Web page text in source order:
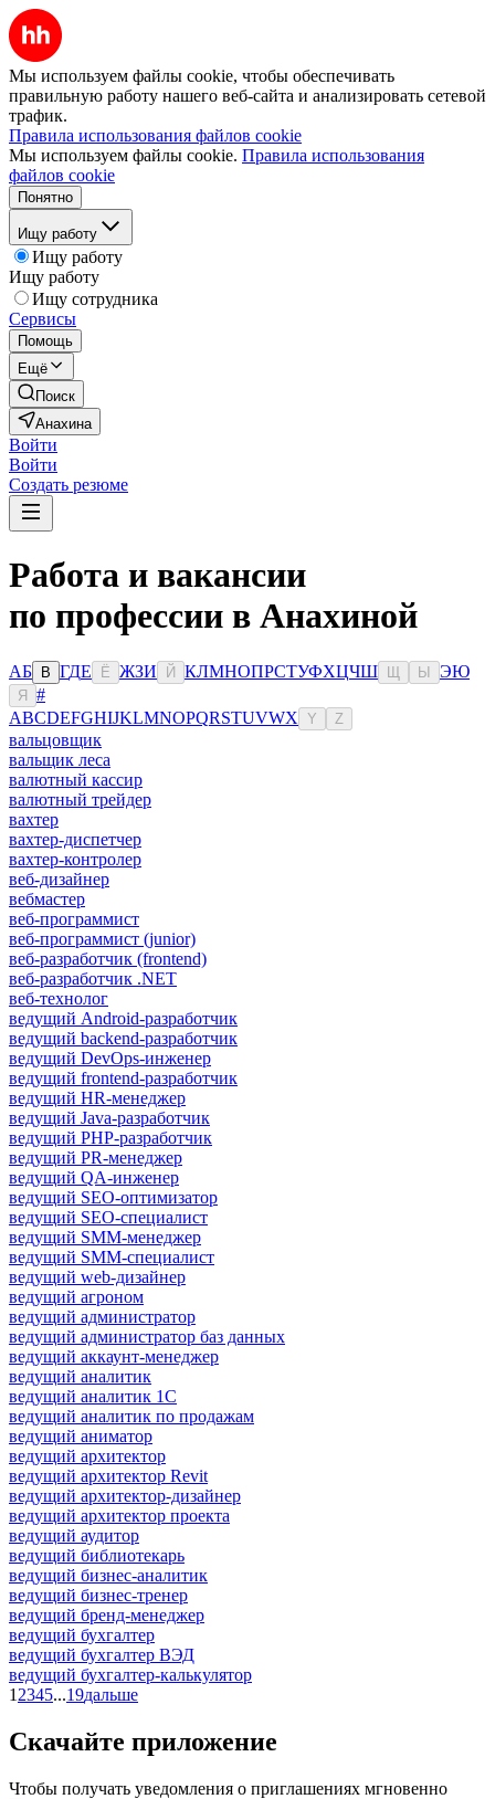
Мы используем файлы cookie, чтобы обеспечивать
правильную работу нашего веб-сайта и анализировать сетевой
трафик.
Правила использования файлов cookie
Мы используем файлы cookie. Правила использования
файлов cookie
Понятно
Ищу работу
Ищу работу
Ищу работу
Ищу сотрудника
Сервисы
Помощь
Ещё
Поиск
Анахина
Войти
Войти
Создать резюме
Работа и вакансии
по профессии в Анахиной
АБ В ГДЕ Ё ЖЗИ Й КЛМНОПРСТУФХЦЧШ Ы ЭЮ
Я
#
ABCDEFGHIJKLMNOPQRSTUVWX Y Z
вальцовщик
вальщик леса
валютный кассир
валютный трейдер
вахтер
вахтер-диспетчер
вахтер-контролер
веб-дизайнер
вебмастер
веб-программист
веб-программист (junior)
веб-разработчик (frontend)
веб-разработчик .NET
веб-технолог
ведущий Android-разработчик
ведущий backend-разработчик
ведущий DevOps-инженер
ведущий frontend-разработчик
ведущий HR-менеджер
ведущий Java-разработчик
ведущий PHP-разработчик
ведущий PR-менеджер
ведущий QA-инженер
ведущий SEO-оптимизатор
ведущий SEO-специалист
ведущий SMM-менеджер
ведущий SMM-специалист
ведущий web-дизайнер
ведущий агроном
ведущий администратор
ведущий администратор баз данных
ведущий аккаунт-менеджер
ведущий аналитик
ведущий аналитик 1С
ведущий аналитик по продажам
ведущий аниматор
ведущий архитектор
ведущий архитектор Revit
ведущий архитектор-дизайнер
ведущий архитектор проекта
ведущий аудитор
ведущий библиотекарь
ведущий бизнес-аналитик
ведущий бизнес-тренер
ведущий бренд-менеджер
ведущий бухгалтер
ведущий бухгалтер ВЭД
ведущий бухгалтер-калькулятор
1 2345...19дальше
Скачайте приложение
Чтобы получать уведомления о приглашениях мгновенно